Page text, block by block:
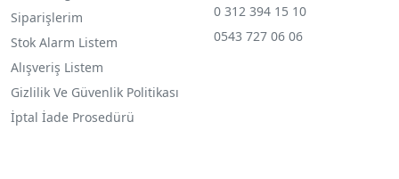
Siparişlerim
Stok Alarm Listem
Alışveriş Listem
Gizlilik Ve Güvenlik Politikası
İptal İade Prosedürü
0 312 394 15 10
0543 727 06 06